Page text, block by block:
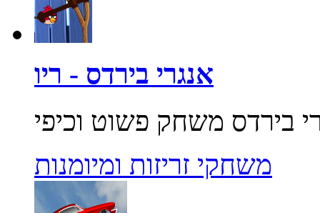
אנגרי בירדס - ריו
משחקי זריזות ומיומנות